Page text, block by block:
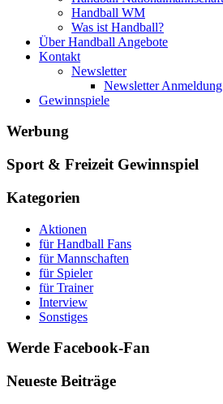
Handball WM
Was ist Handball?
Über Handball Angebote
Kontakt
Newsletter
Newsletter Anmeldung
Gewinnspiele
Werbung
Sport & Freizeit Gewinnspiel
Kategorien
Aktionen
für Handball Fans
für Mannschaften
für Spieler
für Trainer
Interview
Sonstiges
Werde Facebook-Fan
Neueste Beiträge